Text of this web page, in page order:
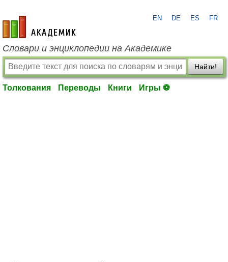
academic.ru
EN DE ES FR
Словари и энциклопедии на Академике
Найти!
Толкования Переводы Книги Игры ⚽